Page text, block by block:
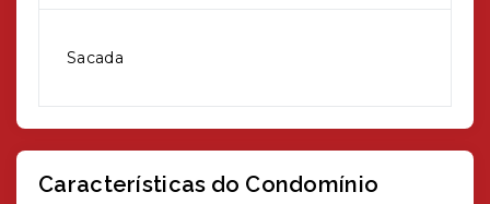
Sacada
Características do Condomínio